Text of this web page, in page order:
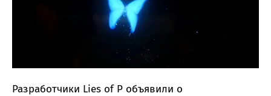
Разработчики Lies of P объявили о